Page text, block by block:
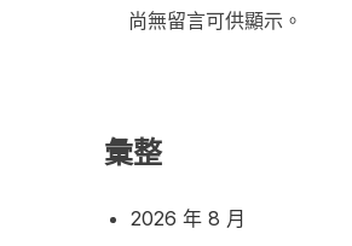
尚無留言可供顯示。
彙整
2026 年 8 月